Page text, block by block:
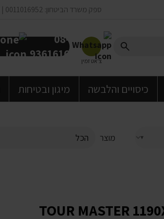
ספק משרד הביטחון: 0011016952 | ספק חברת החשמל: 5032489
צ'אט זמין
08-
9361616
כיסויים והלבשה מיגון ובטיחות
מוצר